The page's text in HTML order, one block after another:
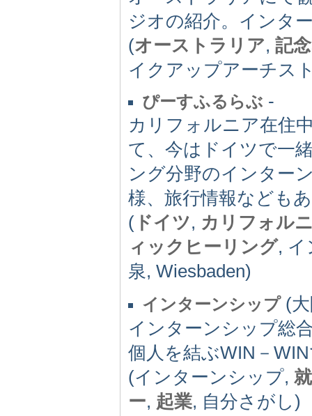
ジオの紹介。インタ
(オーストラリア, 記
イクアップアーチス
ぴーすふるらぶ -
カリフォルニア在住
て、今はドイツで一
ング分野のインター
様、旅行情報なども
( ドイツ, カリフォル
ィックヒーリング, イ
泉, Wiesbaden)
インターンシップ(大
インターンシップ総
個人を結ぶWIN－
(インターンシップ,
ー, 起業, 自分さがし)